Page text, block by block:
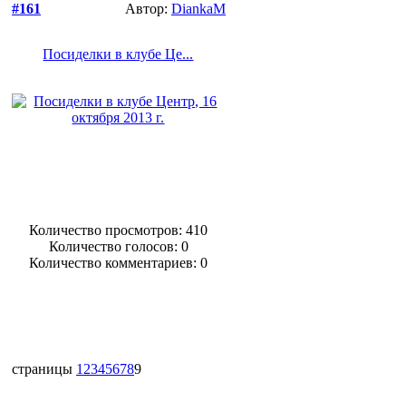
#161 Автор: DiankaM
Посиделки в клубе Це...
Количество просмотров: 410
Количество голосов: 0
Количество комментариев: 0
страницы 1 23456789